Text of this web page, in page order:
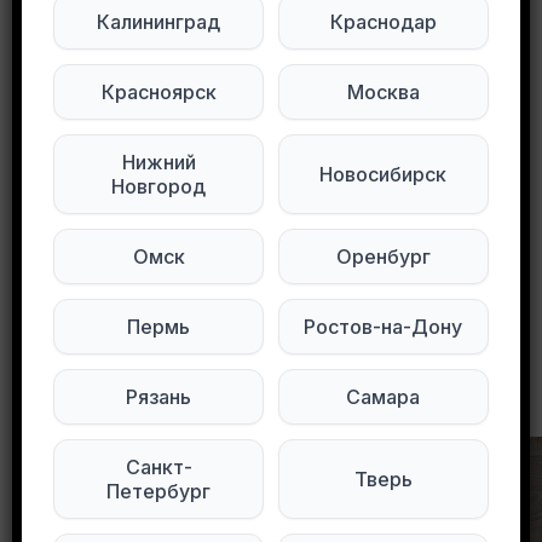
Подписывайтесь на нас в социальных
сетях:
Мы в Max Мы в Telegram
Мы в ВКонтакте
81 просмотров
Другие объявления в этом городе
Калининград Краснодар
Красноярск Москва
Нижний
Новгород
Новосибирск
Омск Оренбург
Пермь Ростов-на-Дону
Рязань Самара
Санкт-
Петербург
Тверь